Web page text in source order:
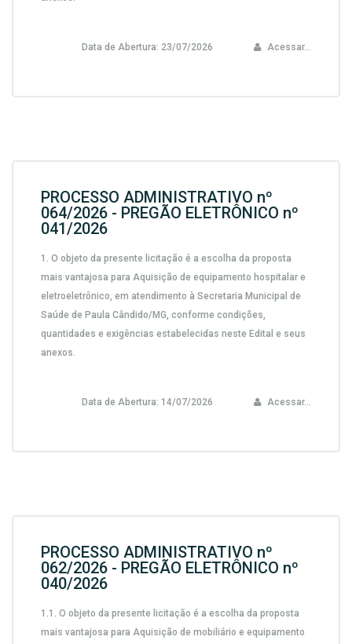
Data de Abertura: 23/07/2026 Acessar...
PROCESSO ADMINISTRATIVO nº
064/2026 - PREGÃO ELETRÔNICO nº
041/2026
1. O objeto da presente licitação é a escolha da proposta
mais vantajosa para Aquisição de equipamento hospitalar e
eletroeletrônico, em atendimento à Secretaria Municipal de
Saúde de Paula Cândido/MG, conforme condições,
quantidades e exigências estabelecidas neste Edital e seus
anexos.
Data de Abertura: 14/07/2026 Acessar...
PROCESSO ADMINISTRATIVO nº
062/2026 - PREGÃO ELETRÔNICO nº
040/2026
1.1. O objeto da presente licitação é a escolha da proposta
mais vantajosa para Aquisição de mobiliário e equipamento